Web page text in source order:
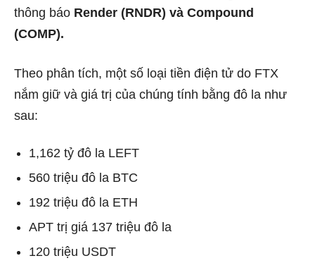
thông báo Render (RNDR) và Compound
(COMP).
Theo phân tích, một số loại tiền điện tử do FTX
nắm giữ và giá trị của chúng tính bằng đô la như
sau:
1,162 tỷ đô la LEFT
560 triệu đô la BTC
192 triệu đô la ETH
APT trị giá 137 triệu đô la
120 triệu USDT